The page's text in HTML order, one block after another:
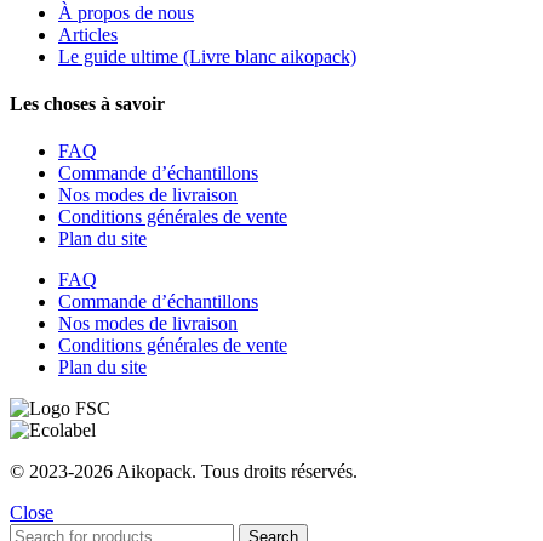
À propos de nous
Articles
Le guide ultime (Livre blanc aikopack)
Les choses à savoir
FAQ
Commande d’échantillons
Nos modes de livraison
Conditions générales de vente
Plan du site
FAQ
Commande d’échantillons
Nos modes de livraison
Conditions générales de vente
Plan du site
© 2023-2026 Aikopack. Tous droits réservés.
Close
Search